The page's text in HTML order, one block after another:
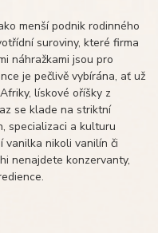
menší podnik rodinného
suroviny, které firma
náhražkami jsou pro
je pečlivě vybírána, ať už
lískové oříšky z
se klade na striktní
specializaci a kulturu
vanilka nikoli vanilín či
nenajdete konzervanty,